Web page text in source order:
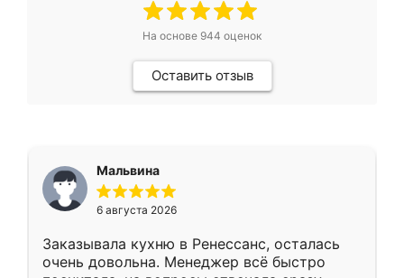
На основе 944 оценок
Оставить отзыв
Мальвина
6 августа 2026
Заказывала кухню в Ренессанс, осталась
очень довольна. Менеджер всё быстро